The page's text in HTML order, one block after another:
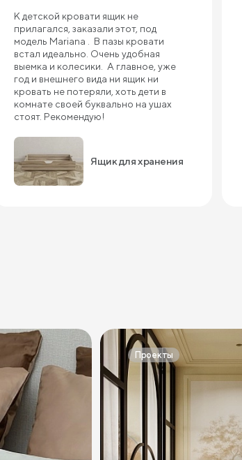
К детской кровати ящик не
прилагался, заказали этот, под
модель Mariana . В пазы кровати
встал идеально. Очень удобная
выемка и колесики. А главное, уже
год и внешнего вида ни ящик ни
кровать не потеряли, хоть дети в
комнате своей буквально на ушах
стоят. Рекомендую!
Ящик для хранения
Проекты